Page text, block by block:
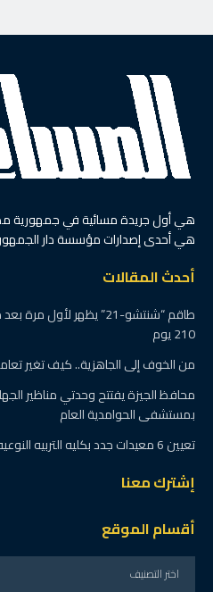
الرئيسية استاد المساء رياضة
انطلاق معرض
والنور” للفنون
بجاردن سيتي